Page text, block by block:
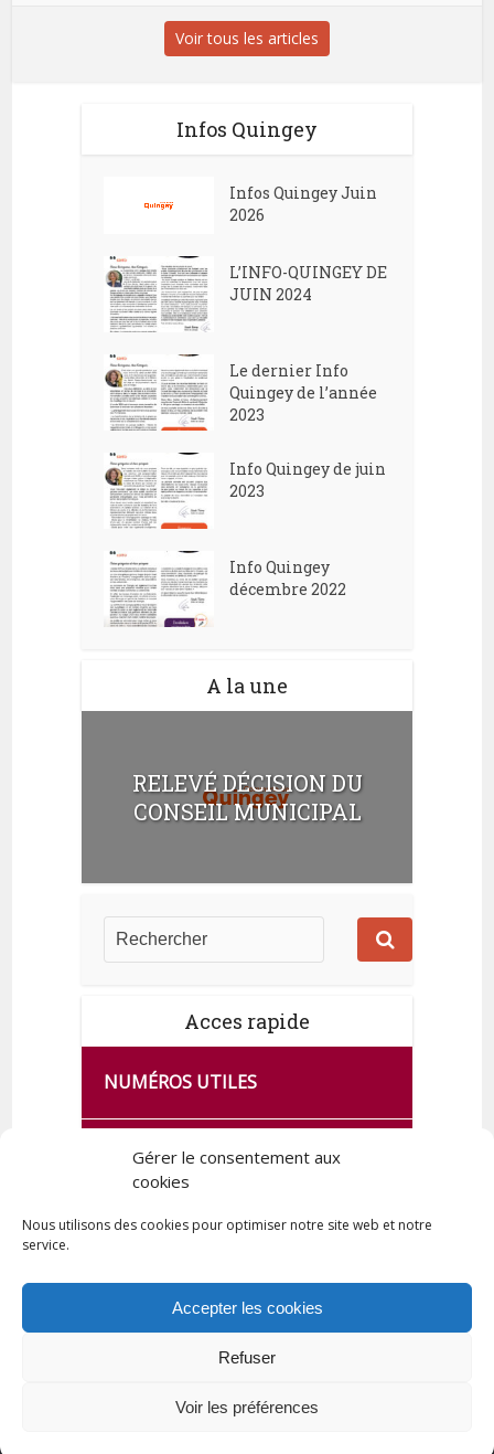
Gérer le consentement aux
cookies
Nous utilisons des cookies pour optimiser notre site web et notre
service.
Accepter les cookies
Refuser
Voir les préférences
Voir tous les articles
Infos Quingey
Infos Quingey Juin
2026
L’INFO-QUINGEY DE
JUIN 2024
Le dernier Info
Quingey de l’année
2023
Info Quingey de juin
2023
Info Quingey
décembre 2022
A la une
RELEVÉ DÉCISION DU
CONSEIL MUNICIPAL
Acces rapide
NUMÉROS UTILES
CA SE PASSE À FRANCE SERVICES
DE QUINGEY
Tous droits réservés © 2023 Commune de Quingey / Création -